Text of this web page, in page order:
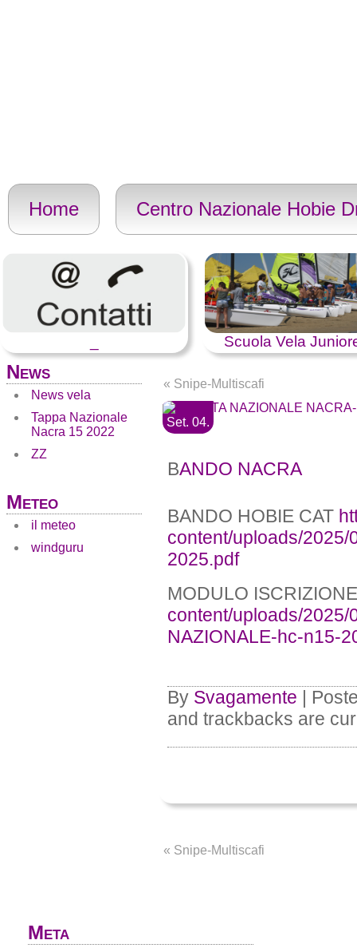
Home Centro Nazionale Hobie
Scuola Vela
« Snipe-Multiscafi
Set. 04.
BANDO NACRA
BANDO HOBIE CAT
content/uploads/
2025.pdf
MODULO
content/uploads/
NAZIONALE-hc-n15-
By Svagamente |
and trackbacks are
« Snipe-Multiscafi
News
News vela
Tappa Nazionale
Nacra 15 2022
ZZ
Meteo
il meteo
windguru
Meta